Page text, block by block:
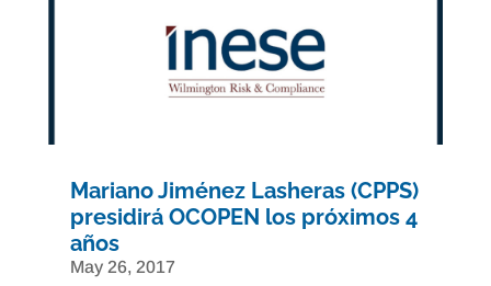
Mariano Jiménez Lasheras (CPPS)
presidirá OCOPEN los próximos 4
años
May 26, 2017